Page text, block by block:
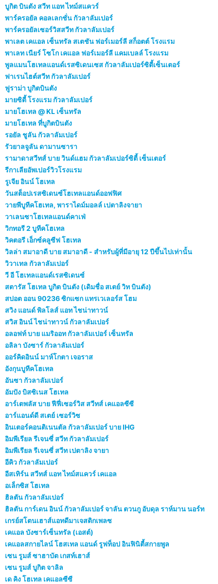
บูกิต บินตัง สวีท แอท ไทม์สแควร์
พาร์ครอยัล คอลเลกชั่น กัวลาลัมเปอร์
พาร์ครอยัลเซอร์วิสสวีท กัวลาลัมเปอร์
พาเลต เคแอล เซ็นทรัล สเตชัน ฟอร์เมอร์ลี สก็อตต์ โรงแรม
พาเลท เนียร์ โซโก เคแอล ฟอร์เมอร์ลี แคมเบลล์ โรงแรม
พูลแมนโฮเทลแอนด์เรสซิเดนเซส กัวลาลัมเปอร์ซิตี้เซ็นเตอร์
ฟาเรนไฮต์สวีท กัวลาลัมเปอร์
ฟูราม่า บูกิตบินตัง
มายซิตี้ โรงแรม กัวลาลัมเปอร์
มายโฮเทล @ KL เซ็นทรัล
มายโฮเทล ที่บูกิตบินตัง
รอยัล ชูลัน กัวลาลัมเปอร์
รัวยาลจูลัน ดามานซารา
รามาดาสวีทส์ บาย วินด์แฮม กัวลาลัมเปอร์ซิตี้ เซ็นเตอร์
รีกาเลียอัพเปอร์วิวโรงแรม
รูเจีย อินน์ โฮเทล
วันสต็อปเรสซิเดนซ์โฮเทลแอนด์ออฟฟิศ
วายพีบูทีคโฮเทล, พาราไดม์มอลล์ เปตาลิงจายา
วาเลนซาโฮเทลแอนด์คาเฟ่
วิกทอรี 2 บูทีคโฮเทล
วิคตอรี เอ็กซ์คลูซีฟ โฮเทล
วิลล่า สมาอาดี บาย สมาอาดี - สำหรับผู้ที่มีอายุ 12 ปีขึ้นไปเท่านั้น
วิวาเทล กัวลาลัมเปอร์
วี อี โฮเทลแอนด์เรสซิเดนซ์
สตารัส โฮเทล บูกิต บินตัง (เดิมชื่อ สเตย์ วิท บินตัง)
สปอต ออน 90236 ซิกแซก แทรเวเลอร์ส โฮม
สวิง แอนด์ พิลโลส์ แอท ไชน่าทาวน์
สวิส อินน์ ไชน่าทาวน์ กัวลาลัมเปอร์
อลอฟท์ บาย แมริออท กัวลาลัมเปอร์ เซ็นทรัล
อลิลา บังซาร์ กัวลาลัมเปอร์
ออร์คิดอินน์ มาห์โกตา เจอราส
อังกุนบูทีคโฮเทล
อันซา กัวลาลัมเปอร์
อัมปัง บิสซิเนส โฮเทล
อาร์เตพลัส บาย ฟีฟี่เซอร์วิส สวีทส์ เคแอลซีซี
อาร์แอนด์ดี สเตย์ เซอร์วิซ
อินเตอร์คอนติเนนตัล กัวลาลัมเปอร์ บาย IHG
อิมพีเรียล รีเจนซี่ สวีท กัวลาลัมเปอร์
อิมพีเรียล รีเจนซี่ สวีท เปตาลิง จายา
อีคิว กัวลาลัมเปอร์
อีสเทิร์น สวีทส์ แอท ไทม์สแควร์ เคแอล
อเล็กซิส โฮเทล
ฮิลตัน กัวลาลัมเปอร์
ฮิลตัน การ์เดน อินน์ กัวลาลัมเปอร์ จาลัน ตวนกู อับดุล ราห์มาน นอร์ท
เกรย์สโตนเฮาส์แอทดีมาเจสติกเพลซ
เคแอล บังซาร์เซ็นทรัล (เอสต์)
เคแอลสกายไลน์ โฮสเทล แอนด์ รูฟท็อป อินฟินิตี้สกายพูล
เซน รูมส์ ซาฮาบัต เกสท์เฮาส์
เซน รูมส์ บูกิต จาลิล
เด คิง โฮเทล เคแอลซีซี